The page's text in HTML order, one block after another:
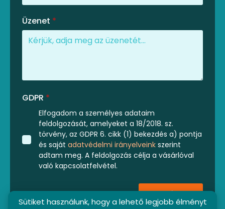
Sütiket használunk, hogy a lehető legjobb élményt
Üzenet *
GDPR *
Elfogadom a személyes adataim
feldolgozását, amelyeket a 18/2018. sz.
törvény, az GDPR 6. cikk (1) bekezdés a) pontja
és saját adatvédelmi irányelveink szerint
adtam meg. A feldolgozás célja a vásárlóval
való kapcsolatfelvétel.
Küldés